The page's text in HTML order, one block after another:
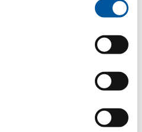
Ihrer Nutzung der Dienste